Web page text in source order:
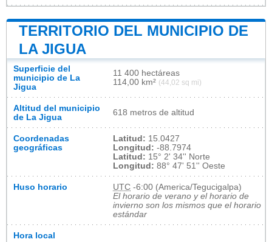
TERRITORIO DEL MUNICIPIO DE
LA JIGUA
Superficie del
municipio de La
Jigua
11 400 hectáreas
114,00 km² (44,02 sq mi)
Altitud del municipio
de La Jigua
618 metros de altitud
Coordenadas
geográficas
Latitud: 15.0427
Longitud: -88.7974
Latitud: 15° 2' 34'' Norte
Longitud: 88° 47' 51'' Oeste
Huso horario UTC -6:00 (America/Tegucigalpa)
El horario de verano y el horario de
invierno son los mismos que el horario
estándar
Hora local